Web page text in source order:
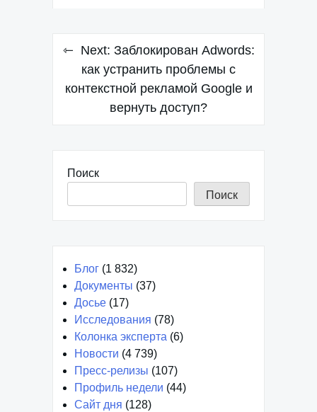
Навигация
записям
Next: Заблокирован Adwords:
как устранить проблемы с
контекстной рекламой Google и
вернуть доступ?
Поиск
Поиск
Блог (1 832)
Документы (37)
Досье (17)
Исследования (78)
Колонка эксперта (6)
Новости (4 739)
Пресс-релизы (107)
Профиль недели (44)
Сайт дня (128)